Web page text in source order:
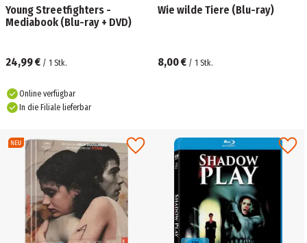
Young Streetfighters -
Mediabook (Blu-ray + DVD)
24,99 € / 1 Stk.
Online verfügbar
In die Filiale lieferbar
Wie wilde Tiere (Blu-ray)
8,00 € / 1 Stk.